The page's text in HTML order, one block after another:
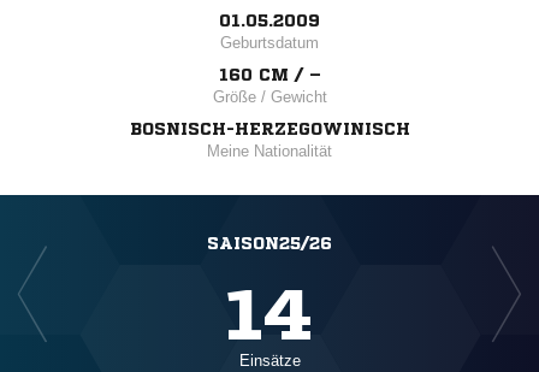
01.05.2009
Geburtsdatum
160 CM / –
Größe / Gewicht
BOSNISCH-HERZEGOWINISCH
Meine Nationalität
SAISON25/26
14
Einsätze